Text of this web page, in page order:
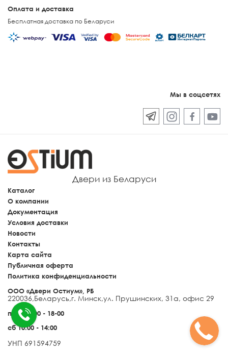
Оплата и доставка
Бесплатная доставка по Беларуси
Мы в соцсетях
Двери из Беларуси
Каталог
О компании
Документация
Условия доставки
Новости
Контакты
Карта сайта
Публичная оферта
Политика конфиденциальности
ООО «Двери Остиум», РБ
220036,Беларусь,г. Минск,ул. Прушинских, 31а, офис 29
пн-пт 9:00 - 18-00
сб 10:00 - 14:00
УНП 691594759